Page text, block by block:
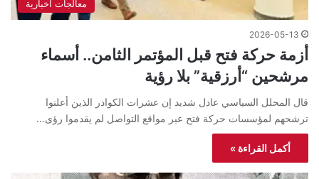
معالجات اخبارية
2026-05-13
أزمة حركة فتح قبل المؤتمر الثامن.. أسماء
مرشحين “أرزقية” بلا رؤية
قال المحلل السياسي عادل شديد إن عشرات الكوادر الذين أعلنوا
ترشحهم لمؤسسات حركة فتح عبر مواقع التواصل لم يقدموا رؤى…
أكمل القراءة »